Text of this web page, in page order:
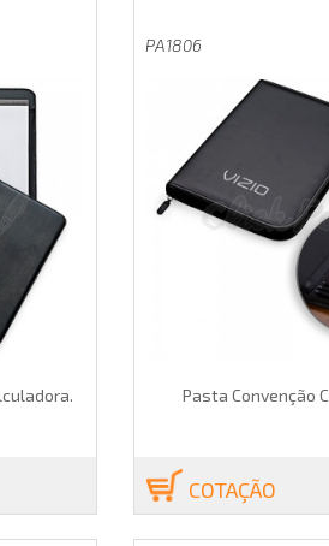
PA1806
Pasta Convenção
COTAÇÃO